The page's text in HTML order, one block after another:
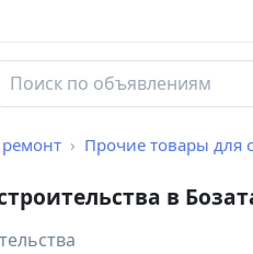
ремонт Прочие товары для
в